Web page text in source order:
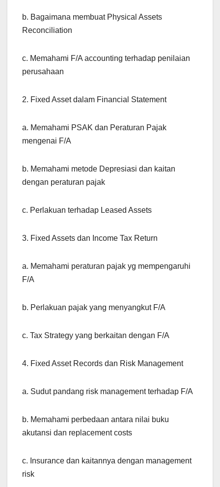
b. Bagaimana membuat Physical Assets
Reconciliation
c. Memahami F/A accounting terhadap penilaian
perusahaan
2. Fixed Asset dalam Financial Statement
a. Memahami PSAK dan Peraturan Pajak
mengenai F/A
b. Memahami metode Depresiasi dan kaitan
dengan peraturan pajak
c. Perlakuan terhadap Leased Assets
3. Fixed Assets dan Income Tax Return
a. Memahami peraturan pajak yg mempengaruhi
F/A
b. Perlakuan pajak yang menyangkut F/A
c. Tax Strategy yang berkaitan dengan F/A
4. Fixed Asset Records dan Risk Management
a. Sudut pandang risk management terhadap F/A
b. Memahami perbedaan antara nilai buku
akutansi dan replacement costs
c. Insurance dan kaitannya dengan management
risk